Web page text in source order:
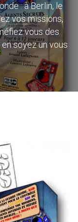
: à Berlin, le
vos missions,
vous des
soyez un vous